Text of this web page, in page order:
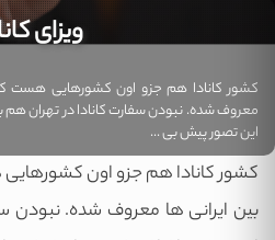
ویزای
کشور کانادا هم جزو اون کشورهایی هست
معروف شده. نبودن سفارت کانادا در تهران
این تصور پیش بی ...
کشور کانادا هم جزو اون
بین ایرانی ها معروف شده. نبودن